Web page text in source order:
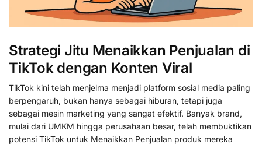
Strategi Jitu Menaikkan Penjualan di
TikTok dengan Konten Viral
TikTok kini telah menjelma menjadi platform sosial media paling
berpengaruh, bukan hanya sebagai hiburan, tetapi juga
sebagai mesin marketing yang sangat efektif. Banyak brand,
mulai dari UMKM hingga perusahaan besar, telah membuktikan
potensi TikTok untuk Menaikkan Penjualan produk mereka